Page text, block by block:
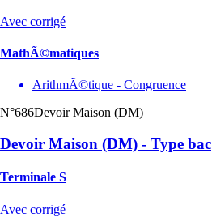
Avec corrigé
MathÃ©matiques
ArithmÃ©tique - Congruence
N°686Devoir Maison (DM)
Devoir Maison (DM) - Type bac
Terminale S
Avec corrigé